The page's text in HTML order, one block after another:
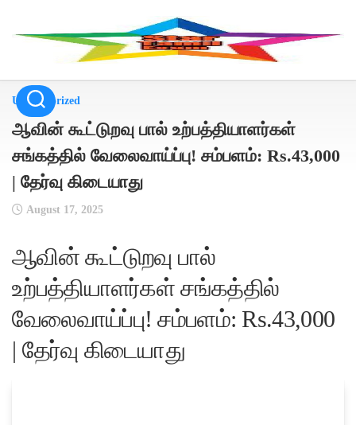
Uncategorized
ஆவின் கூட்டுறவு பால் உற்பத்தியாளர்கள்
சங்கத்தில் வேலைவாய்ப்பு! சம்பளம்: Rs.43,000
| தேர்வு கிடையாது
August 17, 2025
ஆவின் கூட்டுறவு பால்
உற்பத்தியாளர்கள் சங்கத்தில்
வேலைவாய்ப்பு! சம்பளம்: Rs.43,000
| தேர்வு கிடையாது